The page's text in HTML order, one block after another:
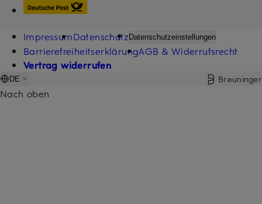
ImpressumDatenschutzDatenschutzeinstellungen
BarrierefreiheitserklärungAGB & Widerrufsrecht
Vertrag widerrufen
DE Breuninger
Nach oben